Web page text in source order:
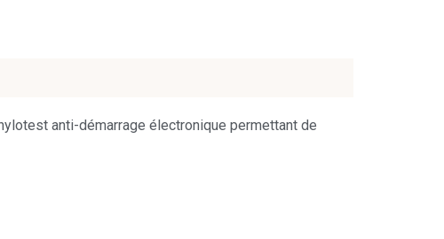
anti-démarrage électronique permettant de